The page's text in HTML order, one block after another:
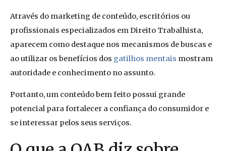
Através do marketing de conteúdo, escritórios ou
profissionais especializados em Direito Trabalhista,
aparecem como destaque nos mecanismos de buscas e
ao utilizar os benefícios dos gatilhos mentais mostram
autoridade e conhecimento no assunto.
Portanto, um conteúdo bem feito possui grande
potencial para fortalecer a confiança do consumidor e
se interessar pelos seus serviços.